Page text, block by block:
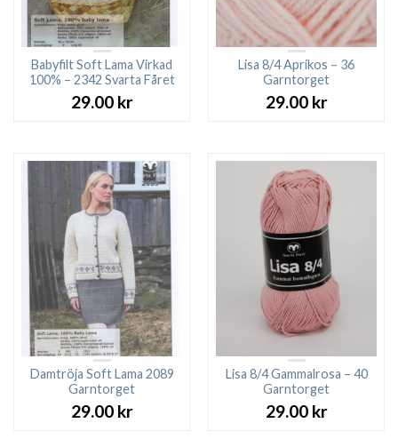
Babyfilt Soft Lama Virkad
100% – 2342 Svarta Fåret
29.00 kr
Lisa 8/4 Aprikos – 36
Garntorget
29.00 kr
Damtröja Soft Lama 2089
Garntorget
29.00 kr
Lisa 8/4 Gammalrosa – 40
Garntorget
29.00 kr